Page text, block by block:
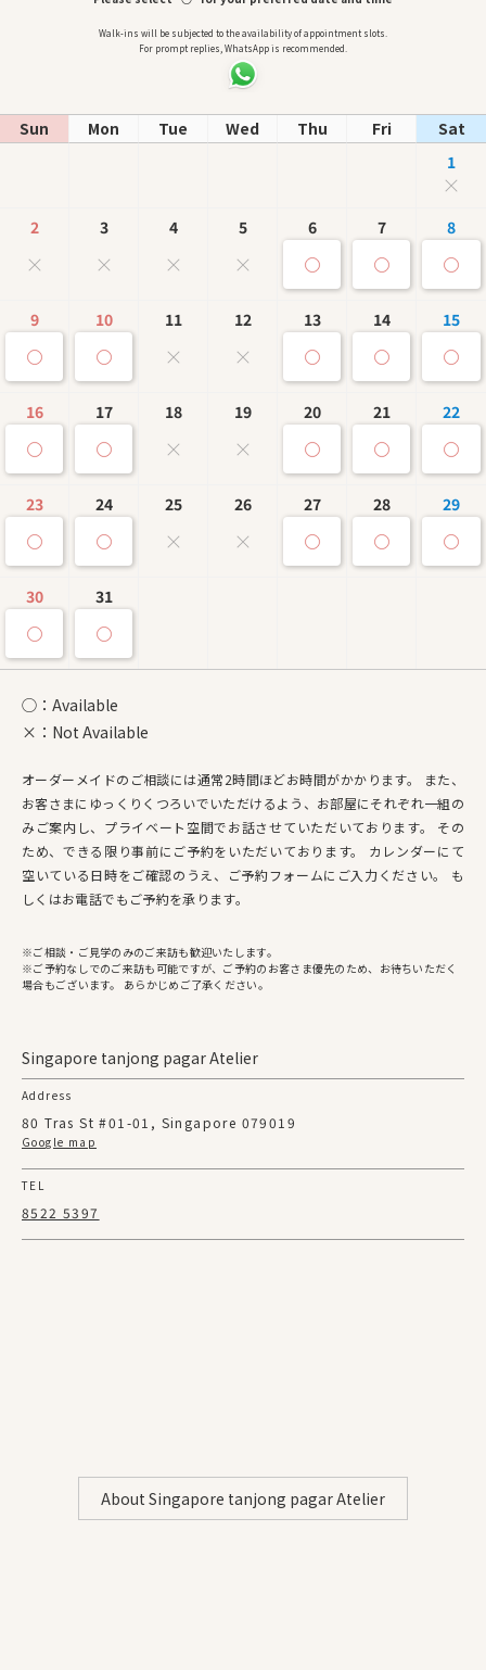
Walk-ins will be subjected to the availability of appointment slots.
For prompt replies, WhatsApp is recommended.
Sun Mon Tue Wed Thu Fri
Sat
1
2 3 4 5 6 7 8
9 10 11 12 13 14 15
16 17 18 19 20 21 22
23 24 25 26 27 28 29
30 31
◯：Available
×：Not Available
オーダーメイドのご相談には通常2時間ほどお時間がかかります。 また、
お客さまにゆっくりくつろいでいただけるよう、お部屋にそれぞれ一組の
みご案内し、プライベート空間でお話させていただいております。 その
ため、できる限り事前にご予約をいただいております。 カレンダーにて
空いている日時をご確認のうえ、ご予約フォームにご入力ください。 も
しくはお電話でもご予約を承ります。
※ご相談・ご見学のみのご来訪も歓迎いたします。
※ご予約なしでのご来訪も可能ですが、ご予約のお客さま優先のため、お待ちいただく
場合もございます。 あらかじめご了承ください。
Singapore tanjong pagar Atelier
Address
80 Tras St #01-01, Singapore 079019
Google map
TEL
8522 5397
About Singapore tanjong pagar Atelier